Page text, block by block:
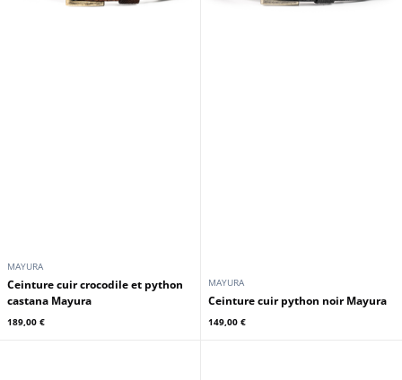
MAYURA
Ceinture cuir crocodile et python
castana Mayura
189,00 €
MAYURA
Ceinture cuir python noir Mayura
149,00 €